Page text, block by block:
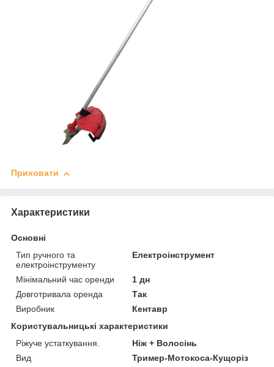
Приховати
Характеристики
Основні
Тип ручного та
електроінструменту
Електроінструмент
Мінімальний час оренди
1 дн
Довготривала оренда
Так
Виробник
Кентавр
Користувальницькі характеристики
Ріжуче устаткування.
Ніж + Волосінь
Вид
Тример-Мотокоса-Кущоріз